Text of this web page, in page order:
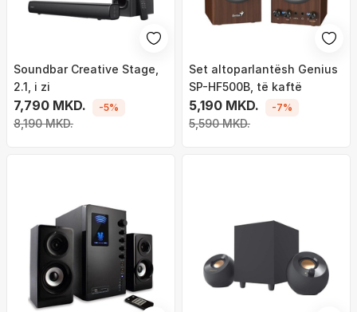
Soundbar Creative Stage,
2.1, i zi
7,790 MKD.
8,190 MKD.
-5%
Set altoparlantësh Genius
SP-HF500B, të kaftë
5,190 MKD.
5,590 MKD.
-7%